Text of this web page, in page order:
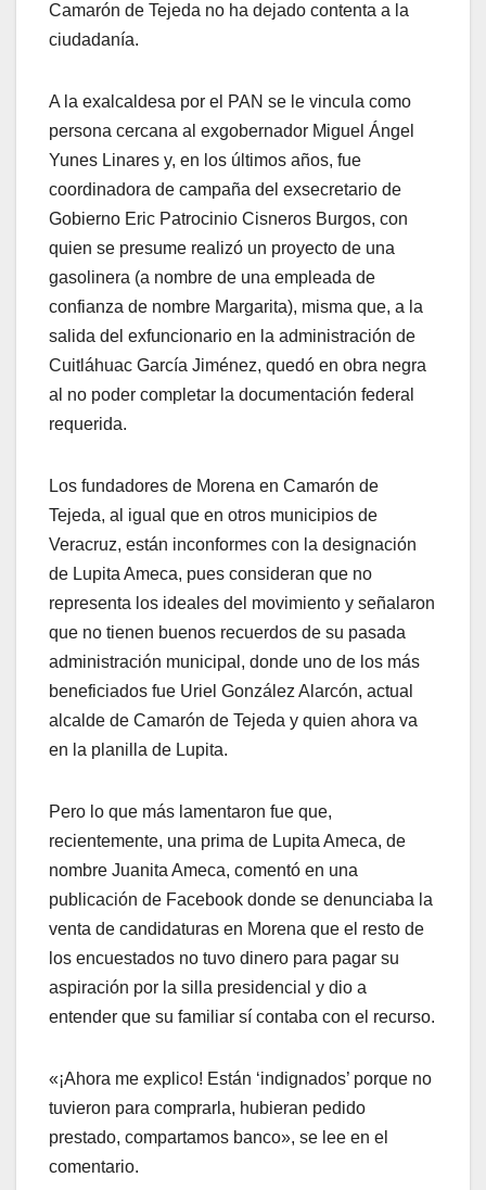
Camarón de Tejeda no ha dejado contenta a la
ciudadanía.
A la exalcaldesa por el PAN se le vincula como
persona cercana al exgobernador Miguel Ángel
Yunes Linares y, en los últimos años, fue
coordinadora de campaña del exsecretario de
Gobierno Eric Patrocinio Cisneros Burgos, con
quien se presume realizó un proyecto de una
gasolinera (a nombre de una empleada de
confianza de nombre Margarita), misma que, a la
salida del exfuncionario en la administración de
Cuitláhuac García Jiménez, quedó en obra negra
al no poder completar la documentación federal
requerida.
Los fundadores de Morena en Camarón de
Tejeda, al igual que en otros municipios de
Veracruz, están inconformes con la designación
de Lupita Ameca, pues consideran que no
representa los ideales del movimiento y señalaron
que no tienen buenos recuerdos de su pasada
administración municipal, donde uno de los más
beneficiados fue Uriel González Alarcón, actual
alcalde de Camarón de Tejeda y quien ahora va
en la planilla de Lupita.
Pero lo que más lamentaron fue que,
recientemente, una prima de Lupita Ameca, de
nombre Juanita Ameca, comentó en una
publicación de Facebook donde se denunciaba la
venta de candidaturas en Morena que el resto de
los encuestados no tuvo dinero para pagar su
aspiración por la silla presidencial y dio a
entender que su familiar sí contaba con el recurso.
«¡Ahora me explico! Están ‘indignados’ porque no
tuvieron para comprarla, hubieran pedido
prestado, compartamos banco», se lee en el
comentario.